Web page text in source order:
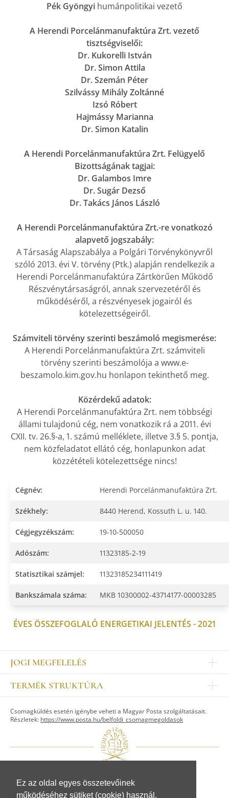
Ez az oldal egyes összetevőinek
működéséhez sütiket (cookie) használ.
Pék Gyöngyi humánpolitikai vezető
A Herendi Porcelánmanufaktúra Zrt. vezető
tisztségviselői:
Dr. Kukorelli István
Dr. Simon Attila
Dr. Szemán Péter
Szilvássy Mihály Zoltánné
Izsó Róbert
Hajmássy Marianna
Dr. Simon Katalin
A Herendi Porcelánmanufaktúra Zrt. Felügyelő
Bizottságának tagjai:
Dr. Galambos Imre
Dr. Sugár Dezső
Dr. Takács János László
A Herendi Porcelánmanufaktúra Zrt.-re vonatkozó
alapvető jogszabály:
A Társaság Alapszabálya a Polgári Törvénykönyvről
szóló 2013. évi V. törvény (Ptk.) alapján rendelkezik a
Herendi Porcelánmanufaktúra Zártkörűen Működő
Részvénytársaságról, annak szervezetéről és
működéséről, a részvényesek jogairól és
kötelezettségeiről.
Számviteli törvény szerinti beszámoló megismerése:
A Herendi Porcelánmanufaktúra Zrt. számviteli
törvény szerinti beszámolója a www.e-
beszamolo.kim.gov.hu honlapon tekinthető meg.
Közérdekű adatok:
A Herendi Porcelánmanufaktúra Zrt. nem többségi
állami tulajdonú cég, nem vonatkozik rá a 2011. évi
CXII. tv. 26.§-a, 1. számú melléklete, illetve 3.§ 5. pontja,
nem közfeladatot ellátó cég, honlapunkon adat
közzétételi kötelezettsége nincs!
Cégnév: Herendi Porcelánmanufaktúra Zrt.
Székhely: 8440 Herend, Kossuth L. u. 140.
Cégjegyzékszám: 19-10-500050
Adószám: 11323185-2-19
Statisztikai számjel: 11323185234111419
Bankszámala száma: MKB 10300002-43714177-00003285
ÉVES ÖSSZEFOGLALÓ ENERGETIKAI JELENTÉS - 2021
JOGI MEGFELELÉS
Impresszum
Kapcsolat
Jogi nyilatkozat
Adattovábbítási nyilatkozat
TERMÉK STRUKTÚRA
ASZTALKULTÚRA
Szervíz kiegészítők
Csomagküldés esetén igénybe veheti a Magyar Posta szolgáltatásait.
Részletek: https://www.posta.hu/belfoldi_csomagmegoldasok
© Herendi Porcelánmanufaktúra Zrt.
www.herend.com